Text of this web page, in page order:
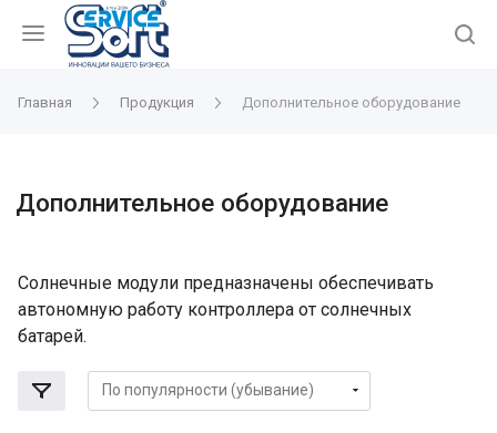
Главная Продукция Дополнительное оборудование
Дополнительное оборудование
Солнечные модули предназначены обеспечивать
автономную работу контроллера от солнечных
батарей.